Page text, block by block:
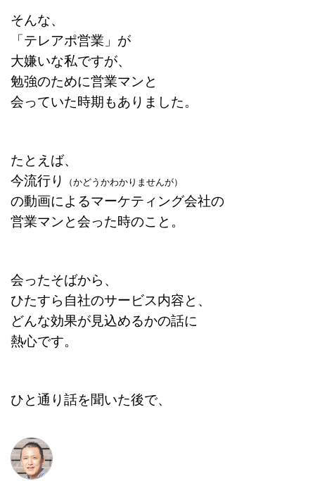
そんな、
「テレアポ営業」が
大嫌いな私ですが、
勉強のために営業マンと
会っていた時期もありました。
たとえば、
今流行り
（かどうかわかりませんが）
の動画によるマーケティング会社の
営業マンと会った時のこと。
会ったそばから、
ひたすら自社のサービス内容と、
どんな効果が見込めるかの話に
熱心です。
ひと通り話を聞いた後で、